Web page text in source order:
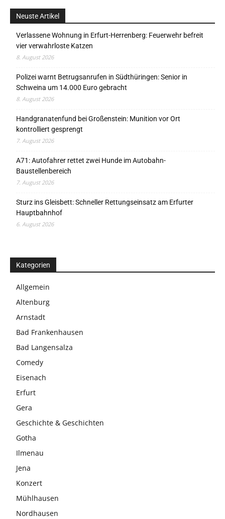
Neuste Artikel
Verlassene Wohnung in Erfurt-Herrenberg: Feuerwehr befreit
vier verwahrloste Katzen
8. August 2026
Polizei warnt Betrugsanrufen in Südthüringen: Senior in
Schweina um 14.000 Euro gebracht
8. August 2026
Handgranatenfund bei Großenstein: Munition vor Ort
kontrolliert gesprengt
7. August 2026
A71: Autofahrer rettet zwei Hunde im Autobahn-
Baustellenbereich
7. August 2026
Sturz ins Gleisbett: Schneller Rettungseinsatz am Erfurter
Hauptbahnhof
6. August 2026
Kategorien
Allgemein
Altenburg
Arnstadt
Bad Frankenhausen
Bad Langensalza
Comedy
Eisenach
Erfurt
Gera
Geschichte & Geschichten
Gotha
Ilmenau
Jena
Konzert
Mühlhausen
Nordhausen